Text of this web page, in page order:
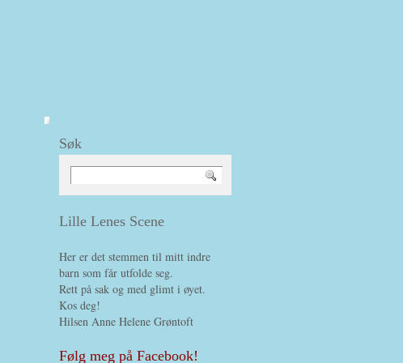
Søk
Lille Lenes Scene
Her er det stemmen til mitt indre
barn som får utfolde seg.
Rett på sak og med glimt i øyet.
Kos deg!
Hilsen Anne Helene Grøntoft
Følg meg på Facebook!